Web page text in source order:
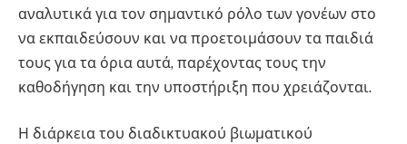
αναλυτικά για τον σημαντικό ρόλο των γονέων στο
να εκπαιδεύσουν και να προετοιμάσουν τα παιδιά
τους για τα όρια αυτά, παρέχοντας τους την
καθοδήγηση και την υποστήριξη που χρειάζονται.
Η διάρκεια του διαδικτυακού βιωματικού